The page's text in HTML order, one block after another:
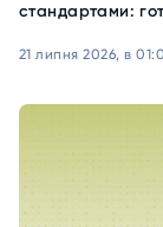
стандартами:
21 липня 2026, в